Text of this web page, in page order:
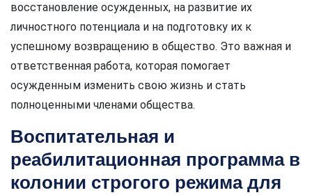
восстановление осужденных, на развитие их
личностного потенциала и на подготовку их к
успешному возвращению в общество. Это важная и
ответственная работа, которая помогает
осужденным изменить свою жизнь и стать
полноценными членами общества.
Воспитательная и
реабилитационная программа в
колонии строгого режима для